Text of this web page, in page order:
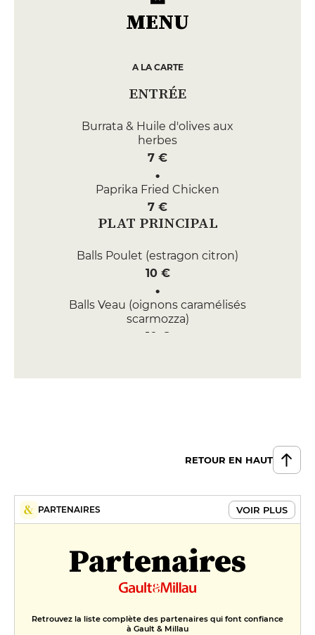
MENU
A LA CARTE
ENTRÉE
Burrata & Huile d'olives aux
herbes
7 €
Paprika Fried Chicken
7 €
PLAT PRINCIPAL
Balls Poulet (estragon citron)
10 €
Balls Veau (oignons caramélisés
scarmozza)
10 €
quinoa cumin)
Tarte au chocolat chantilly
maison
Poire pochée miel, noix de pecan
6 €
RETOUR EN HAUT
PARTENAIRES VOIR PLUS
Partenaires
Retrouvez la liste complète des partenaires qui font confiance
à Gault & Millau